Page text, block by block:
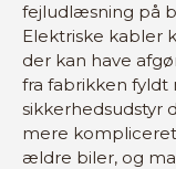
fejludlæsning på
Elektriske kabler
der kan have
fra fabrikken fyldt
sikkerhedsudstyr
mere
ældre biler, og